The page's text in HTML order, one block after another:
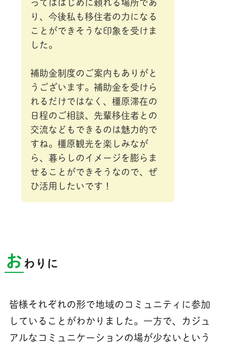
ってははじめに頼れる場所であ
り、今後私も移住者の力になる
ことができそうな印象を受けま
した。
補助金制度のご案内もありがと
うございます。補助金を受けら
れるだけではなく、橿原滞在の
日程のご相談、先輩移住者との
交流などもできるのは魅力的で
すね。橿原観光を楽しみなが
ら、暮らしのイメージを膨らま
せることができそうなので、ぜ
ひ活用したいです！
お わりに
皆様それぞれの形で地域のコミュニティに参加
していることがわかりました。一方で、カジュ
アルなコミュニケーションの場が少ないという